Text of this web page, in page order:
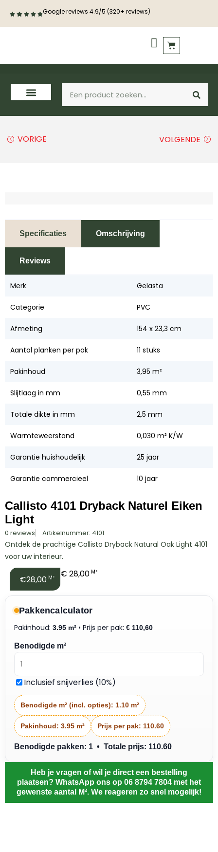
Google reviews 4.9/5 (320+ reviews)
VORIGE VOLGENDE
Specificaties Omschrijving
Reviews
Merk Gelasta
Categorie PVC
Afmeting 154 x 23,3 cm
Aantal planken per pak 11 stuks
Pakinhoud 3,95 m²
Slijtlaag in mm 0,55 mm
Totale dikte in mm 2,5 mm
Warmteweerstand 0,030 m² K/W
Garantie huishoudelijk 25 jaar
Garantie commercieel 10 jaar
Callisto 4101 Dryback Naturel Eiken
Light
0 reviews Artikelnummer: 4101
Ontdek de prachtige Callisto Dryback Natural Oak Light 4101
voor uw interieur.
€28,00 M² € 28,00 M²
Pakkencalculator
Pakinhoud: 3.95 m² • Prijs per pak: € 110,60
Benodigde m²
Inclusief snijverlies (10%)
Benodigde m² (incl. opties): 1.10 m²
Pakinhoud: 3.95 m² Prijs per pak: 110.60
Benodigde pakken: 1 • Totale prijs: 110.60
Heb je vragen of wil je direct een bestelling
plaatsen? WhatsApp ons op 06 8794 7804 met het
gewenste aantal M². We reageren zo snel mogelijk!